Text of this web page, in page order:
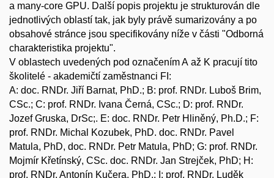
a many-core GPU. Další popis projektu je strukturován dle
jednotlivých oblastí tak, jak byly právě sumarizovány a po
obsahové stránce jsou specifikovány níže v části "Odborná
charakteristika projektu".
V oblastech uvedených pod označením A až K pracují tito
školitelé - akademičtí zaměstnanci FI:
A: doc. RNDr. Jiří Barnat, PhD.; B: prof. RNDr. Luboš Brim,
CSc.; C: prof. RNDr. Ivana Černá, CSc.; D: prof. RNDr.
Jozef Gruska, DrSc;. E: doc. RNDr. Petr Hliněný, Ph.D.; F:
prof. RNDr. Michal Kozubek, PhD. doc. RNDr. Pavel
Matula, PhD, doc. RNDr. Petr Matula, PhD; G: prof. RNDr.
Mojmír Křetínský, CSc. doc. RNDr. Jan Strejček, PhD; H:
prof. RNDr. Antonín Kučera, PhD.; I: prof. RNDr. Luděk